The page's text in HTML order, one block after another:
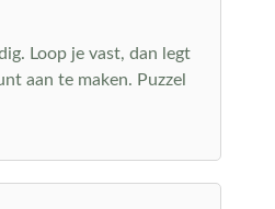
Loop je vast, dan legt
aan te maken. Puzzel